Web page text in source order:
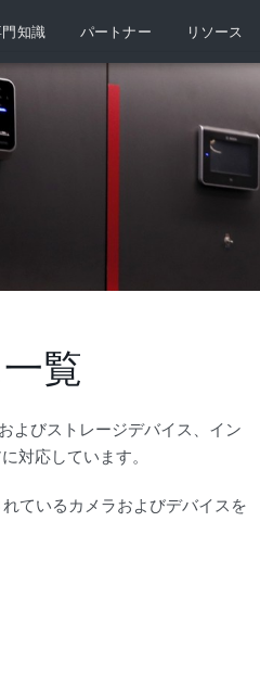
知識 パートナー リソース
覧
よびストレージデバイス、イン
対応しています。
ているカメラおよびデバイスを